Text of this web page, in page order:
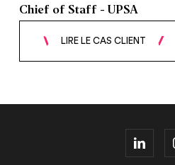
Chief of Staff - UPSA
LIRE LE CAS CLIENT